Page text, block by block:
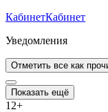
КабинетКабинет
Уведомления
Отметить все как
Показать ещё
12+